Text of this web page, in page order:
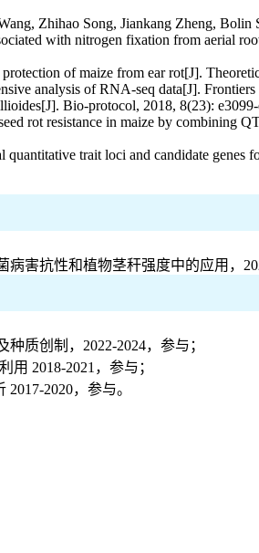
Zhihao Song, Jiankang Zheng,
with nitrogen fixation from aerial
protection of maize from ear rot[J].
analysis of RNA-seq data[J].
Bio-protocol, 2018, 8(23):
rot resistance in maize by combining
quantitative trait loci and candidate genes
害抗性和植物茎秆强度中的应用，
质创制，2022-2024，参与；
2018-2021，参与；
2020，参与。